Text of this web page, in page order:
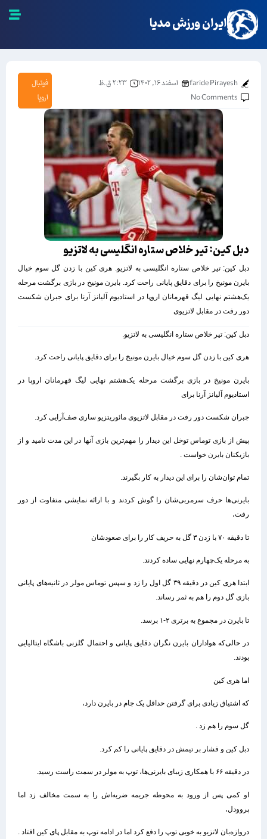
ایران ورزش مدیا
faride Pirayesh اسفند ۱۶, ۱۴۰۲
۲:۲۳ ق.ظ
No Comments
فوتبال
اروپا
دبل کین: تیر خلاص ستاره انگلیسی به لاتزیو
دبل کین: تیر خلاص ستاره انگلیسی به لاتزیو. هری کین با زدن گل سوم خیال
بایرن مونیخ را برای دقایق پایانی راحت کرد. بایرن مونیخ در بازی برگشت مرحله
یک‌هشتم نهایی لیگ قهرمانان اروپا در استادیوم آلیانز آرنا برای جبران شکست
دور رفت در مقابل لاتزیوی
دبل کین: تیر خلاص ستاره انگلیسی به لاتزیو.
هری کین با زدن گل سوم خیال بایرن مونیخ را برای دقایق پایانی راحت کرد.
بایرن مونیخ در بازی برگشت مرحله یک‌هشتم نهایی لیگ قهرمانان اروپا در
استادیوم آلیانز آرنا برای
جبران شکست دور رفت در مقابل لاتزیوی مائوریتزیو ساری صف‌آرایی کرد.
پیش از بازی توماس توخل این دیدار را مهم‌ترین بازی آنها در این مدت نامید و از
بازیکنان بایرن خواست .
تمام توان‌شان را برای این دیدار به کار بگیرند.
بایرنی‌ها حرف سرمربی‌شان را گوش کردند و با ارائه نمایشی متفاوت از دور
رفت،
تا دقیقه ۷۰ با زدن ۳ گل به حریف کار را برای صعودشان
به مرحله یک‌چهارم نهایی ساده کردند.
ابتدا هری کین در دقیقه ۳۹ گل اول را زد و سپس توماس مولر در ثانیه‌های پایانی
بازی گل دوم را هم به ثمر رساند.
تا بایرن در مجموع به برتری ۲-۱ برسد.
در حالی‌که هواداران بایرن نگران دقایق پایانی و احتمال گلزنی باشگاه ایتالیایی
بودند.
اما هری کین
که اشتیاق زیادی برای گرفتن حداقل یک جام در بایرن دارد،
گل سوم را هم زد .
دبل کین و فشار بر تیمش در دقایق پایانی را کم کرد.
در دقیقه ۶۶ با همکاری زیبای بایرنی‌ها، توپ به مولر در سمت راست رسید.
او کمی پس از ورود به محوطه جریمه ضربه‌اش را به سمت مخالف زد اما
پروودل،
دروازه‌بان لاتزیو به خوبی توپ را دفع کرد اما در ادامه توپ به مقابل پای کین افتاد .